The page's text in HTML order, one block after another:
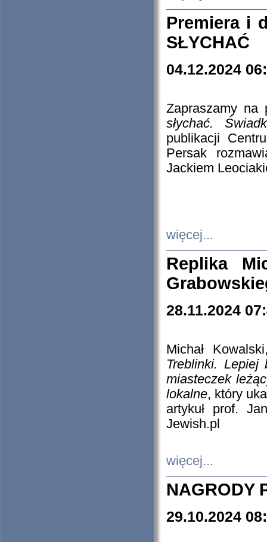
Premiera i
SŁYCHAĆ
04.12.2024
Zapraszamy
słychać.
publikacji
Persak
Jackiem
więcej...
Replika
28.11.2024
Michał
Treblinki. Lepiej
miasteczek
lokalne, który
artykuł prof.
Jewish.pl
więcej...
NAGRODY
29.10.2024